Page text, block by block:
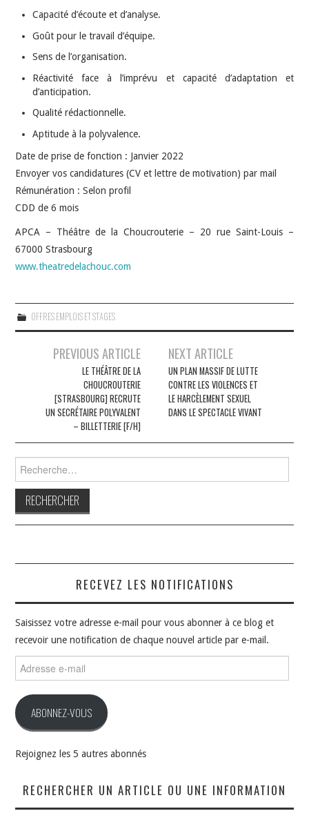
Capacité d’écoute et d’analyse.
Goût pour le travail d’équipe.
Sens de l’organisation.
Réactivité face à l’imprévu et capacité d’adaptation et
d’anticipation.
Qualité rédactionnelle.
Aptitude à la polyvalence.
Date de prise de fonction : Janvier 2022
Envoyer vos candidatures (CV et lettre de motivation) par mail
Rémunération : Selon profil
CDD de 6 mois
APCA – Théâtre de la Choucrouterie – 20 rue Saint-Louis –
67000 Strasbourg
www.theatredelachouc.com
OFFRES EMPLOIS ET STAGES
Navigation
articles
PREVIOUS ARTICLE
LE THÉÂTRE DE LA
CHOUCROUTERIE
[STRASBOURG] RECRUTE
UN SECRÉTAIRE POLYVALENT
– BILLETTERIE [F/H]
NEXT ARTICLE
UN PLAN MASSIF DE LUTTE
CONTRE LES VIOLENCES ET
LE HARCÈLEMENT SEXUEL
DANS LE SPECTACLE VIVANT
RECEVEZ LES NOTIFICATIONS
Saisissez votre adresse e-mail pour vous abonner à ce blog et
recevoir une notification de chaque nouvel article par e-mail.
e-
ABONNEZ-VOUS
Rejoignez les 5 autres abonnés
RECHERCHER UN ARTICLE OU UNE INFORMATION